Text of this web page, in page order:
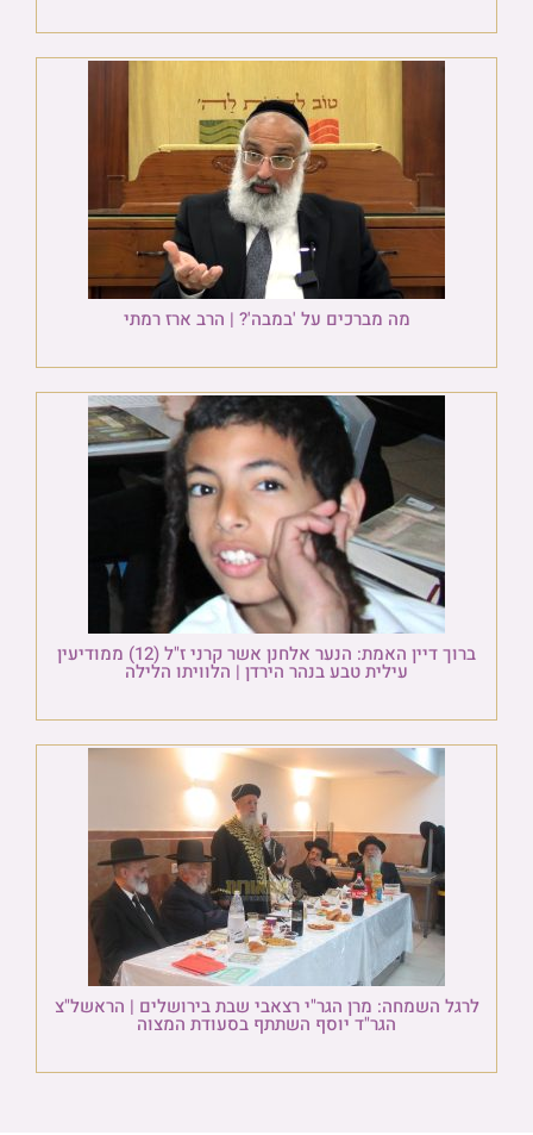
מה מברכים על 'במבה'? | הרב ארז רמתי
ברוך דיין האמת: הנער אלחנן אשר קרני ז"ל (12) ממודיעין
עילית טבע בנהר הירדן | הלוויתו הלילה
לרגל השמחה: מרן הגר"י רצאבי שבת בירושלים | הראשל"צ
הגר"ד יוסף השתתף בסעודת המצוה